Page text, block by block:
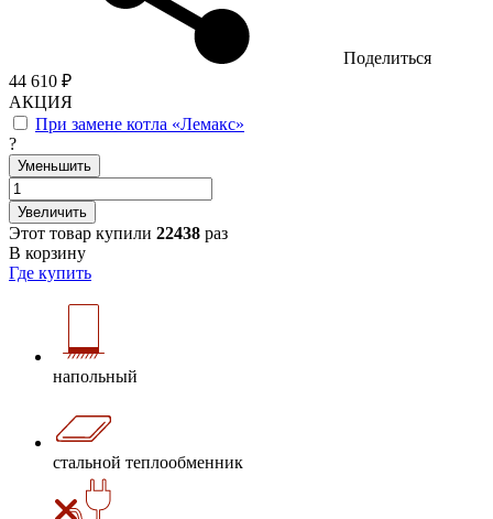
Поделиться
44 610 ₽
АКЦИЯ
При замене котла «Лемакс»
?
Уменьшить
Увеличить
Этот товар купили 22438 раз
В корзину
Где купить
напольный
стальной теплообменник